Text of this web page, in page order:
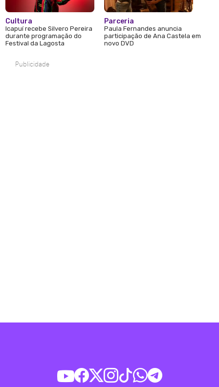
Cultura
Icapuí recebe Silvero Pereira
durante programação do
Festival da Lagosta
Parceria
Paula Fernandes anuncia
participação de Ana Castela em
novo DVD
Publicidade